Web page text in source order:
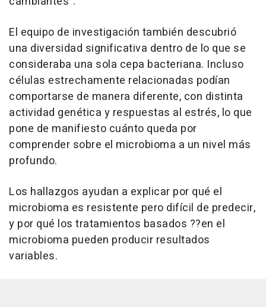
El equipo de investigación también descubrió
una diversidad significativa dentro de lo que se
consideraba una sola cepa bacteriana. Incluso
células estrechamente relacionadas podían
comportarse de manera diferente, con distinta
actividad genética y respuestas al estrés, lo que
pone de manifiesto cuánto queda por
comprender sobre el microbioma a un nivel más
profundo.
Los hallazgos ayudan a explicar por qué el
microbioma es resistente pero difícil de predecir,
y por qué los tratamientos basados ??en el
microbioma pueden producir resultados
variables.